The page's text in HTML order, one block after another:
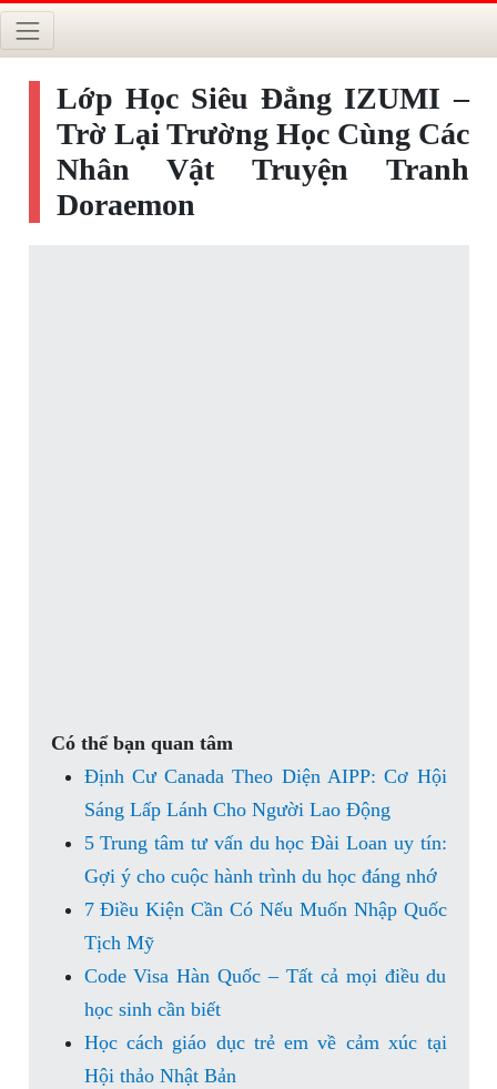
Lớp Học Siêu Đẳng IZUMI –
Trờ Lại Trường Học Cùng Các
Nhân Vật Truyện Tranh
Doraemon
Có thể bạn quan tâm
Định Cư Canada Theo Diện AIPP: Cơ Hội
Sáng Lấp Lánh Cho Người Lao Động
5 Trung tâm tư vấn du học Đài Loan uy tín:
Gợi ý cho cuộc hành trình du học đáng nhớ
7 Điều Kiện Cần Có Nếu Muốn Nhập Quốc
Tịch Mỹ
Code Visa Hàn Quốc – Tất cả mọi điều du
học sinh cần biết
Học cách giáo dục trẻ em về cảm xúc tại
Hội thảo Nhật Bản